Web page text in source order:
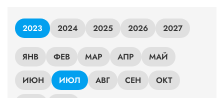
2023 2024 2025 2026 2027
ЯНВ ФЕВ МАР АПР МАЙ
ИЮН ИЮЛ АВГ СЕН ОКТ